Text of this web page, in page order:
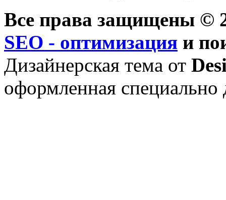
Все права защищены ©
SEO - оптимизация и
Дизайнерская тема от
оформленная